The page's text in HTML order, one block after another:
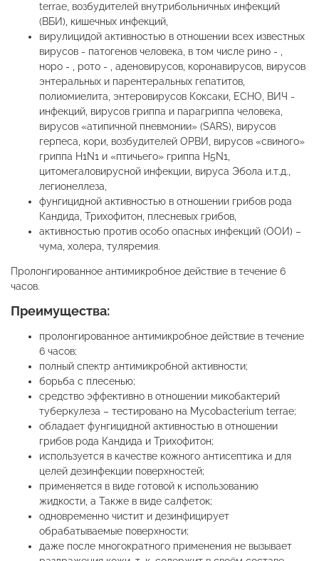
terrae, возбудителей внутрибольничных инфекций
(ВБИ), кишечных инфекций,
вирулицидой активностью в отношении всех известных
вирусов - патогенов человека, в том числе рино - ,
норо - , рото - , аденовирусов, коронавирусов, вирусов
энтеральных и парентеральных гепатитов,
полиомиелита, энтеровирусов Коксаки, ЕСНО, ВИЧ -
инфекций, вирусов гриппа и парагриппа человека,
вирусов «атипичной пневмонии» (SARS), вирусов
герпеса, кори, возбудителей ОРВИ, вирусов «свиного»
гриппа H1N1 и «птичьего» гриппа H5N1,
цитомегаловирусной инфекции, вируса Эбола и.т.д.,
легионеллеза,
фунгицидной активностью в отношении грибов рода
Кандида, Трихофитон, плесневых грибов,
активностью против особо опасных инфекций (ООИ) –
чума, холера, туляремия.
Пролонгированное антимикробное действие в течение 6
часов.
Преимущества:
пролонгированное антимикробное действие в течение
6 часов;
полный спектр антимикробной активности;
борьба с плесенью;
средство эффективно в отношении микобактерий
туберкулеза – тестировано на Mycobacterium terrae;
обладает фунгицидной активностью в отношении
грибов рода Кандида и Трихофитон;
используется в качестве кожного антисептика и для
целей дезинфекции поверхностей;
применяется в виде готовой к использованию
жидкости, а Также в виде салфеток;
одновременно чистит и дезинфицирует
обрабатываемые поверхности;
даже после многократного применения не вызывает